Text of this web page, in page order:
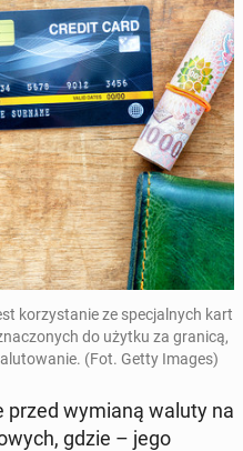
ko­rzy­sta­nie ze spe­cjal­nych kart
do użytku za granicą,
(Fot. Getty Images)
wymianą waluty na
gdzie – jego